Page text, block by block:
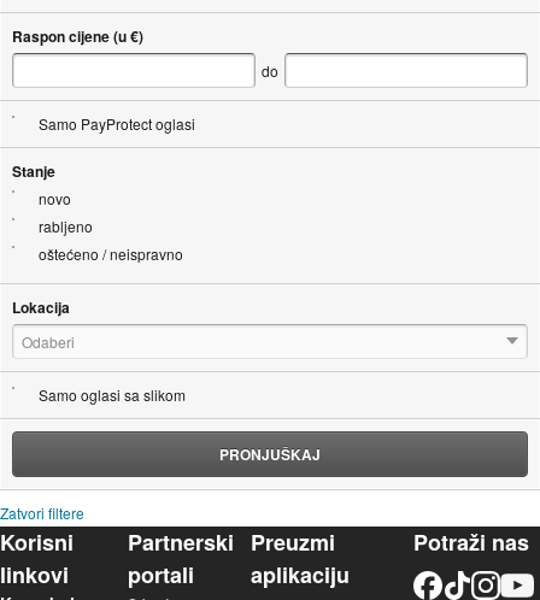
Raspon cijene (u €)
do
Samo PayProtect oglasi
Stanje
novo
rabljeno
oštećeno / neispravno
Lokacija
Odaberi
Samo oglasi sa slikom
PRONJUŠKAJ
Zatvori filtere
Korisni
linkovi
Partnerski
portali
Preuzmi
aplikaciju
Potraži nas